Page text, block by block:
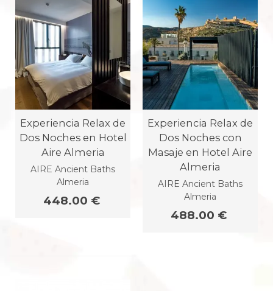
Experiencia Relax de
Dos Noches en Hotel
Aire Almeria
AIRE Ancient Baths
Almeria
448.00 €
Experiencia Relax de
Dos Noches con
Masaje en Hotel Aire
Almeria
AIRE Ancient Baths
Almeria
488.00 €